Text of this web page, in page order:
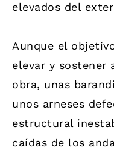
elevados del
Aunque el
elevar y sostener
obra, unas
unos arneses
estructural
caídas de los